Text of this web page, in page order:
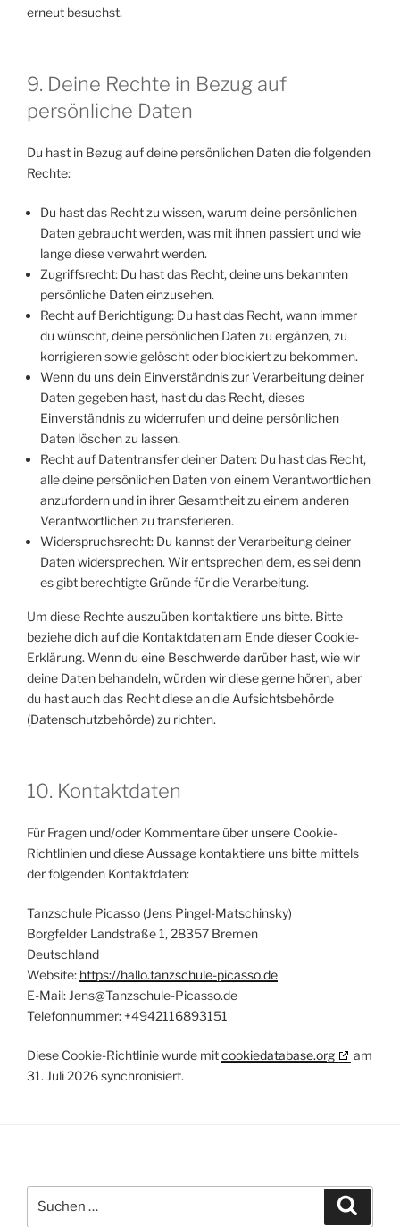
erneut besuchst.
9. Deine Rechte in Bezug auf
persönliche Daten
Du hast in Bezug auf deine persönlichen Daten die folgenden
Rechte:
Du hast das Recht zu wissen, warum deine persönlichen
Daten gebraucht werden, was mit ihnen passiert und wie
lange diese verwahrt werden.
Zugriffsrecht: Du hast das Recht, deine uns bekannten
persönliche Daten einzusehen.
Recht auf Berichtigung: Du hast das Recht, wann immer
du wünscht, deine persönlichen Daten zu ergänzen, zu
korrigieren sowie gelöscht oder blockiert zu bekommen.
Wenn du uns dein Einverständnis zur Verarbeitung deiner
Daten gegeben hast, hast du das Recht, dieses
Einverständnis zu widerrufen und deine persönlichen
Daten löschen zu lassen.
Recht auf Datentransfer deiner Daten: Du hast das Recht,
alle deine persönlichen Daten von einem Verantwortlichen
anzufordern und in ihrer Gesamtheit zu einem anderen
Verantwortlichen zu transferieren.
Widerspruchsrecht: Du kannst der Verarbeitung deiner
Daten widersprechen. Wir entsprechen dem, es sei denn
es gibt berechtigte Gründe für die Verarbeitung.
Um diese Rechte auszuüben kontaktiere uns bitte. Bitte
beziehe dich auf die Kontaktdaten am Ende dieser Cookie-
Erklärung. Wenn du eine Beschwerde darüber hast, wie wir
deine Daten behandeln, würden wir diese gerne hören, aber
du hast auch das Recht diese an die Aufsichtsbehörde
(Datenschutzbehörde) zu richten.
10. Kontaktdaten
Für Fragen und/oder Kommentare über unsere Cookie-
Richtlinien und diese Aussage kontaktiere uns bitte mittels
der folgenden Kontaktdaten:
Tanzschule Picasso (Jens Pingel-Matschinsky)
Borgfelder Landstraße 1, 28357 Bremen
Deutschland
Website: https://hallo.tanzschule-picasso.de
E-Mail: Jens@Tanzschule-Picasso.de
Telefonnummer: +4942116893151
Diese Cookie-Richtlinie wurde mitcookiedatabase.org
am
31. Juli 2026 synchronisiert.
nach: